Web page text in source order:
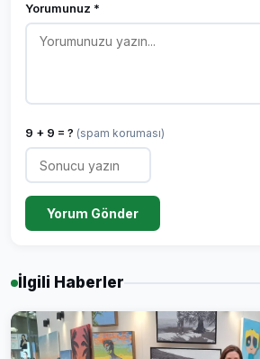
Yorumunuz *
9 + 9 = ? (spam koruması)
Yorum Gönder
İlgili Haberler